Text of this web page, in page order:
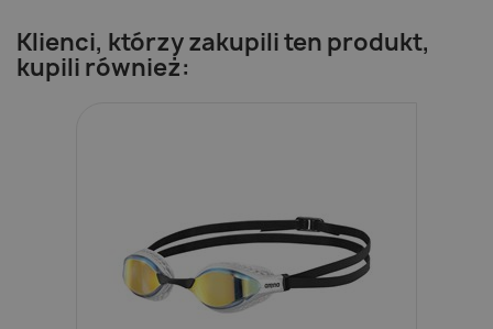
Klienci, którzy zakupili ten produkt,
kupili również: